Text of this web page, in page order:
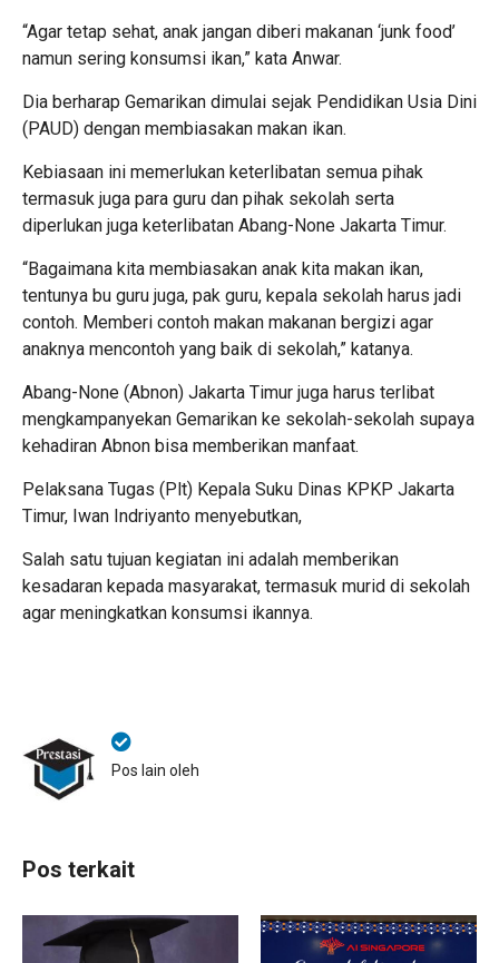
“Agar tetap sehat, anak jangan diberi makanan ‘junk food’
namun sering konsumsi ikan,” kata Anwar.
Dia berharap Gemarikan dimulai sejak Pendidikan Usia Dini
(PAUD) dengan membiasakan makan ikan.
Kebiasaan ini memerlukan keterlibatan semua pihak
termasuk juga para guru dan pihak sekolah serta
diperlukan juga keterlibatan Abang-None Jakarta Timur.
“Bagaimana kita membiasakan anak kita makan ikan,
tentunya bu guru juga, pak guru, kepala sekolah harus jadi
contoh. Memberi contoh makan makanan bergizi agar
anaknya mencontoh yang baik di sekolah,” katanya.
Abang-None (Abnon) Jakarta Timur juga harus terlibat
mengkampanyekan Gemarikan ke sekolah-sekolah supaya
kehadiran Abnon bisa memberikan manfaat.
Pelaksana Tugas (Plt) Kepala Suku Dinas KPKP Jakarta
Timur, Iwan Indriyanto menyebutkan,
Salah satu tujuan kegiatan ini adalah memberikan
kesadaran kepada masyarakat, termasuk murid di sekolah
agar meningkatkan konsumsi ikannya.
Pos lain oleh
Pos terkait